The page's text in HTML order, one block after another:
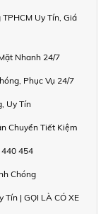
Uy Tín, Giá
Nhanh 24/7
Phục Vụ 24/7
Uy Tín
Chuyển Tiết Kiệm
440 454
Chóng
Tín | GỌI LÀ CÓ XE